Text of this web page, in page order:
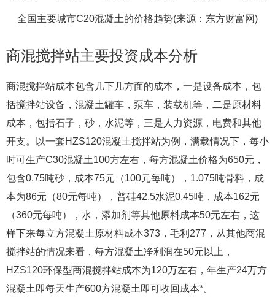
全国主要城市C20混凝土的价格趋势(来源：东方财富网)
商混搅拌站主要投资成本分析
商混搅拌站成本包含几下几方面的成本，一是设备成本，包
括搅拌站设备，混凝土罐车，泵车，装载机等，二是原材料
成本，包括石子，砂，水泥等，三是人力资源，电费和其他
开支。以一套HZS120混凝土搅拌站为例，满载情况下，每小
时可生产C30混凝土100方左右，每方混凝土价格为650元，
包含0.75吨砂，成本75元（100元每吨），1.075吨骨料，成
本为86元（80元每吨），普硅42.5水泥0.45吨，成本162元
（360元每吨），水，添加剂等其他原料成本50元左右，这
样下来每立方混凝土原材料成本373，毛利277，从其他商混
搅拌站的情况来看，每方混凝土净利润在50元以上，
HZS120环保型商混搅拌站成本为120万左右，年生产24万方
混凝土即每天生产600方混凝土即可收回成本*。